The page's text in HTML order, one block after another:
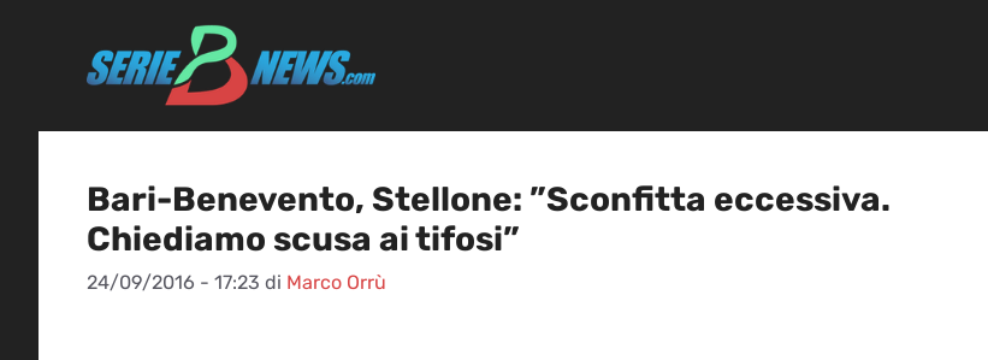
Bari-Benevento, Stellone: ”Sconfitta eccessiva.
Chiediamo scusa ai tifosi”
24/09/2016 - 17:23 di Marco Orrù